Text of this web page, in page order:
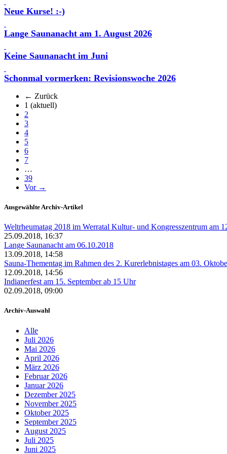
Neue Kurse! :-)
Lange Saunanacht am 1. August 2026
Keine Saunanacht im Juni
Schonmal vormerken: Revisionswoche 2026
← Zurück
1 (aktuell)
2
3
4
5
6
7
…
39
Vor →
Ausgewählte Archiv-Artikel
Weltrheumatag 2018 im Werratal Kultur- und Kongresszentrum am
25.09.2018, 16:37
Lange Saunanacht am 06.10.2018
13.09.2018, 14:58
Sauna-Thementag im Rahmen des 2. Kurerlebnistages am 03.
12.09.2018, 14:56
Indianerfest am 15. September ab 15 Uhr
02.09.2018, 09:00
Archiv-Auswahl
Alle
Juli 2026
Mai 2026
April 2026
März 2026
Februar 2026
Januar 2026
Dezember 2025
November 2025
Oktober 2025
September 2025
August 2025
Juli 2025
Juni 2025